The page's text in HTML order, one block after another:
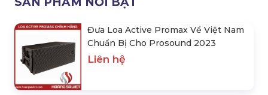
Đưa Loa Active Promax Về Việt Nam
Chuẩn Bị Cho Prosound 2023
Liên hệ